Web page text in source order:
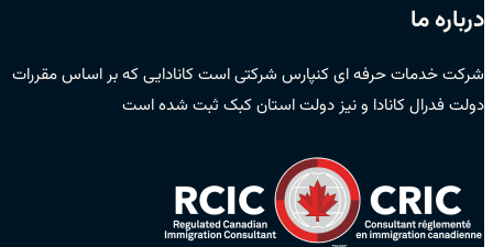
درباره ما
شرکت خدمات حرفه ای کنپارس شرکتی است کانادایی که بر اساس مقررات
دولت فدرال کانادا و نیز دولت استان کبک ثبت شده است